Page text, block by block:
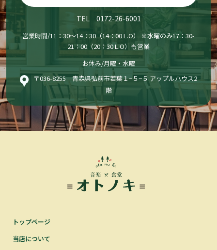
TEL 0172-26-6001
営業時間/11：30〜14：30（14：00 L.O） ※水曜のみ17：30-
21：00（20：30 L.O）も営業
お休み/月曜・水曜
〒036-8255 青森県弘前市若葉１−５−５ アップルハウス2
階
トップページ
当店について